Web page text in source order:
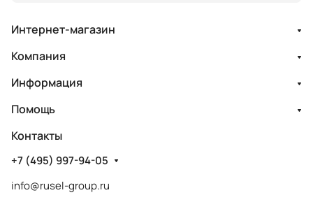
Интернет-магазин
Компания
Информация
Помощь
Контакты
+7 (495) 997-94-05
info@rusel-group.ru